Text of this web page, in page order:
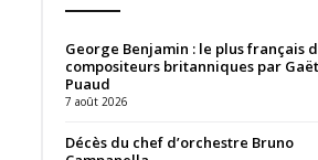
George Benjamin : le plus français
compositeurs britanniques par
Puaud
7 août 2026
Décès du chef d’orchestre Bruno